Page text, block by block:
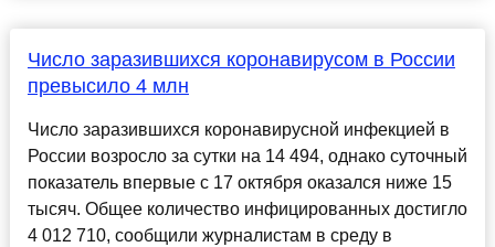
Число заразившихся коронавирусом в России
превысило 4 млн
Число заразившихся коронавирусной инфекцией в
России возросло за сутки на 14 494, однако суточный
показатель впервые с 17 октября оказался ниже 15
тысяч. Общее количество инфицированных достигло
4 012 710, сообщили журналистам в среду в